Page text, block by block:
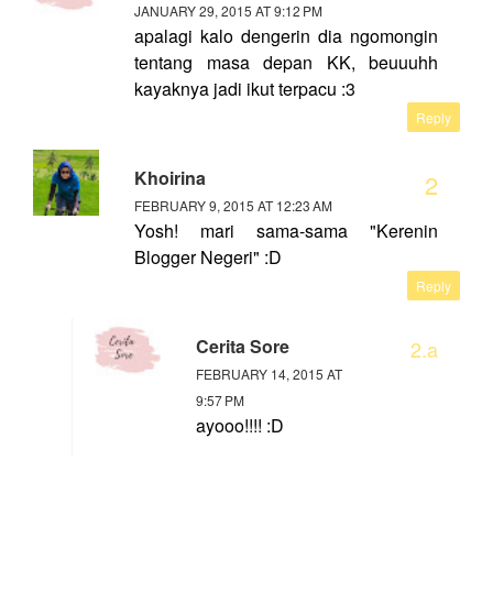
JANUARY 29, 2015 AT 9:12 PM
apalagi kalo dengerin dia ngomongin
tentang masa depan KK, beuuuhh
kayaknya jadi ikut terpacu :3
Reply
Khoirina
FEBRUARY 9, 2015 AT 12:23 AM
Yosh! mari sama-sama "Kerenin
Blogger Negeri" :D
Reply
Cerita Sore
FEBRUARY 14, 2015 AT
9:57 PM
ayooo!!!! :D